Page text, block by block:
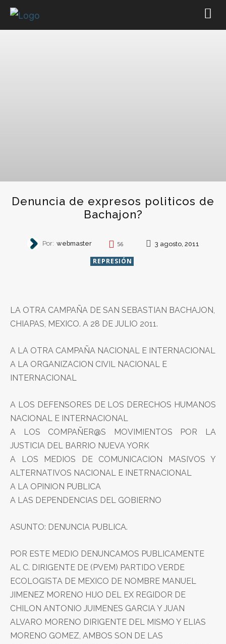
Denuncia de expresos politicos de
Bachajon?
Por: webmaster 56 3 agosto, 2011
REPRESIÓN
LA OTRA CAMPAÑA DE SAN SEBASTIAN BACHAJON,
CHIAPAS, MEXICO. A 28 DE JULIO 2011.
A LA OTRA CAMPAÑA NACIONAL E INTERNACIONAL
A LA ORGANIZACION CIVIL NACIONAL E
INTERNACIONAL
A LOS DEFENSORES DE LOS DERECHOS HUMANOS
NACIONAL E INTERNACIONAL
A LOS COMPAÑER@S MOVIMIENTOS POR LA
JUSTICIA DEL BARRIO NUEVA YORK
A LOS MEDIOS DE COMUNICACION MASIVOS Y
ALTERNATIVOS NACIONAL E INETRNACIONAL
A LA OPINION PUBLICA
A LAS DEPENDENCIAS DEL GOBIERNO
ASUNTO: DENUNCIA PUBLICA.
POR ESTE MEDIO DENUNCAMOS PUBLICAMENTE
AL C. DIRIGENTE DE (PVEM) PARTIDO VERDE
ECOLOGISTA DE MEXICO DE NOMBRE MANUEL
JIMENEZ MORENO HIJO DEL EX REGIDOR DE
CHILON ANTONIO JUIMENES GARCIA Y JUAN
ALVARO MORENO DIRIGENTE DEL MISMO Y ELIAS
MORENO GOMEZ, AMBOS SON DE LAS